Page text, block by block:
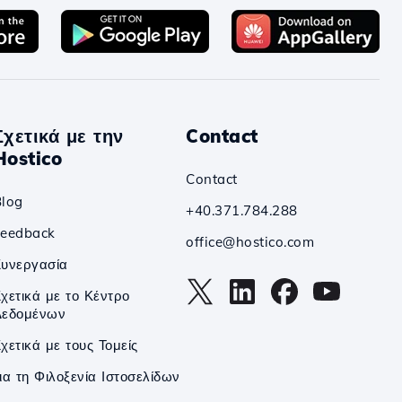
με την
με το Κέντρο
με τους Τομείς
τη Φιλοξενία Ιστοσελίδων
Contact
Contact
+40.371.784.288
office@hostico.com